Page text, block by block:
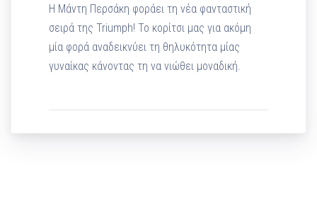
Η Μάντη Περσάκη φοράει τη νέα φανταστική
σειρά της Triumph! To κορίτσι μας για ακόμη
μία φορά αναδεικνύει τη θηλυκότητα μίας
γυναίκας κάνοντας τη να νιώθει μοναδική.